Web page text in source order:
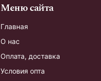
Меню сайта
Главная
О нас
Оплата, доставка
Условия опта